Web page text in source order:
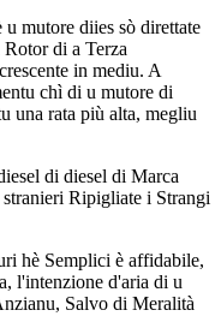
mutore diies sò direttate
di a Terza
in mediu. A
chì di u mutore di
una rata più alta, megliu
di diesel di Marca
Ripigliate i Strangi
hè Semplici è affidabile,
l'intenzione d'aria di u
Salvo di Meralità